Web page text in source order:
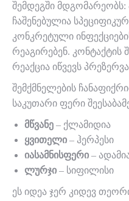
შემდეგში მდგომარეობს:
ჩაშენებულია
კონკრეტული
რეაგირებენ. კონტაქტის
რეაქცია იწვევს
შემქმნელების
საკუთარი ფერი
მწვანე – ქლამიდია
ყვითელი – ჰერპესი
იასამნისფერი –
ლურჯი – სიფილისი
ეს იდეა ჯერ კიდევ